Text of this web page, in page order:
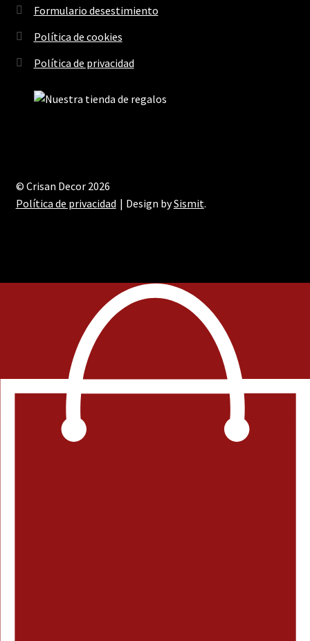
Formulario desestimiento
Política de cookies
Política de privacidad
© Crisan Decor 2026
Política de privacidad
Design bySismit.